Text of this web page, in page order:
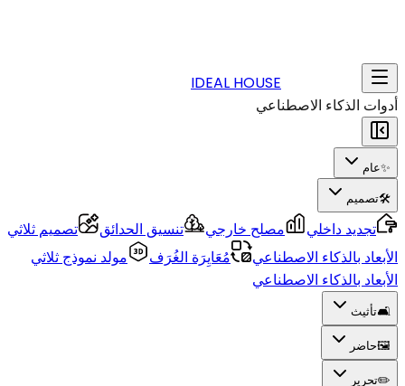
IDEAL HOUSE
أدوات الذكاء الاصطناعي
✨عام
🛠️تصميم
تجديد داخلي مصلح خارجي تنسيق الحدائق
تصميم ثلاثي
الأبعاد بالذكاء الاصطناعي
مُعَايِرَة الغُرَف
مولد نموذج ثلاثي
الأبعاد بالذكاء الاصطناعي
🛋️تأثيث
🖼️حاضر
✏️تحرير